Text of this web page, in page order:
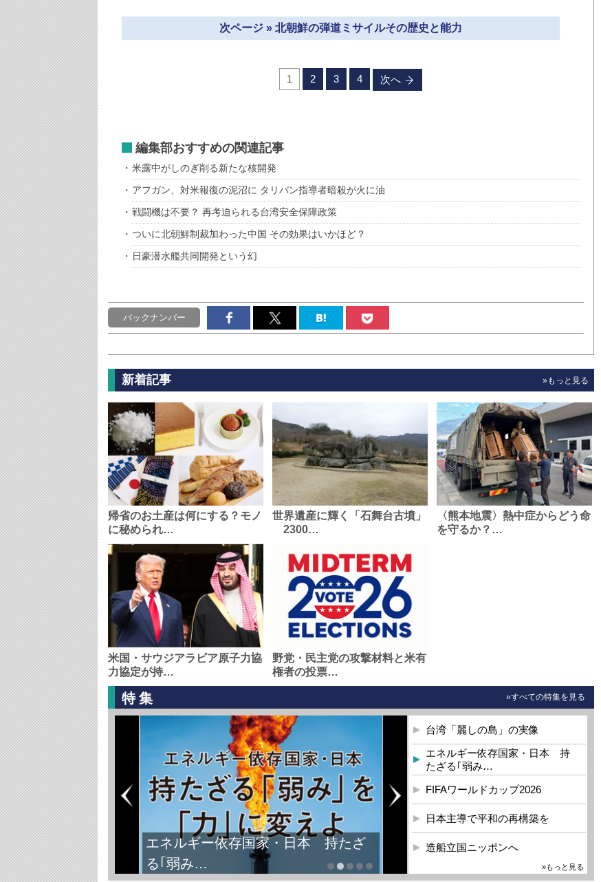
次ページ » 北朝鮮の弾道ミサイルその歴史と能力
1 2 3 4 次へ
編集部おすすめの関連記事
米露中がしのぎ削る新たな核開発
アフガン、対米報復の泥沼に タリバン指導者暗殺が火に油
戦闘機は不要？ 再考迫られる台湾安全保障政策
ついに北朝鮮制裁加わった中国 その効果はいかほど？
日豪潜水艦共同開発という幻
バックナンバー
新着記事 »もっと見る
帰省のお土産は何にする？モノ
に秘められ…
世界遺産に輝く「石舞台古墳」
2300…
〈熊本地震〉熱中症からどう命
を守るか？…
米国・サウジアラビア原子力協
力協定が持…
野党・民主党の攻撃材料と米有
権者の投票…
特集 »すべての特集を見る
エネルギー依存国家・日本 持たざ
る｢弱み…
台湾「麗しの島」の実像
エネルギー依存国家・日本 持
たざる｢弱み…
FIFAワールドカップ2026
日本主導で平和の再構築を
造船立国ニッポンへ
»もっと見る